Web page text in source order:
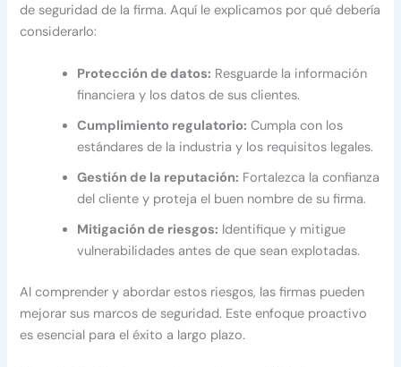
de seguridad de la firma. Aquí le explicamos por qué debería
considerarlo:
Protección de datos: Resguarde la información
financiera y los datos de sus clientes.
Cumplimiento regulatorio: Cumpla con los
estándares de la industria y los requisitos legales.
Gestión de la reputación: Fortalezca la confianza
del cliente y proteja el buen nombre de su firma.
Mitigación de riesgos: Identifique y mitigue
vulnerabilidades antes de que sean explotadas.
Al comprender y abordar estos riesgos, las firmas pueden
mejorar sus marcos de seguridad. Este enfoque proactivo
es esencial para el éxito a largo plazo.